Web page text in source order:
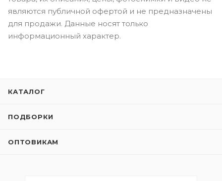
являются публичной офертой и не предназначены
для продажи. Данные носят только
информационный характер.
КАТАЛОГ
ПОДБОРКИ
ОПТОВИКАМ